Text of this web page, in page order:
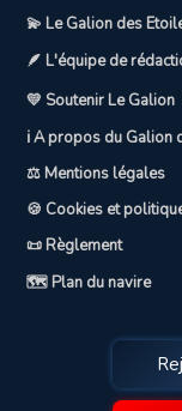
💫 Le Galion des
🪶 L'équipe de
💛 Soutenir Le Galion
ℹ️ A propos du Galion
⚖️ Mentions légales
🍪 Cookies et
📜 Règlement
🗺️ Plan du navire